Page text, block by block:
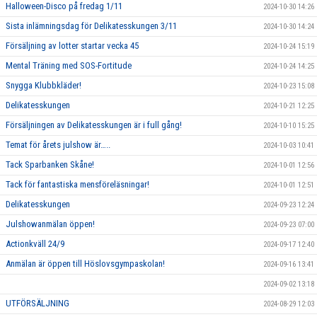
Halloween-Disco på fredag 1/11 2024-10-30 14:26
Sista inlämningsdag för Delikatesskungen 3/11 2024-10-30 14:24
Försäljning av lotter startar vecka 45 2024-10-24 15:19
Mental Träning med SOS-Fortitude 2024-10-24 14:25
Snygga Klubbkläder! 2024-10-23 15:08
Delikatesskungen 2024-10-21 12:25
Försäljningen av Delikatesskungen är i full gång! 2024-10-10 15:25
Temat för årets julshow är….. 2024-10-03 10:41
Tack Sparbanken Skåne! 2024-10-01 12:56
Tack för fantastiska mensföreläsningar! 2024-10-01 12:51
Delikatesskungen 2024-09-23 12:24
Julshowanmälan öppen! 2024-09-23 07:00
Actionkväll 24/9 2024-09-17 12:40
Anmälan är öppen till Höslovsgympaskolan! 2024-09-16 13:41
2024-09-02 13:18
UTFÖRSÄLJNING 2024-08-29 12:03